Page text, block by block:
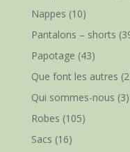
Nappes (10)
Pantalons – shorts
Papotage (43)
Que font les autres
Qui sommes-nous (3)
Robes (105)
Sacs (16)